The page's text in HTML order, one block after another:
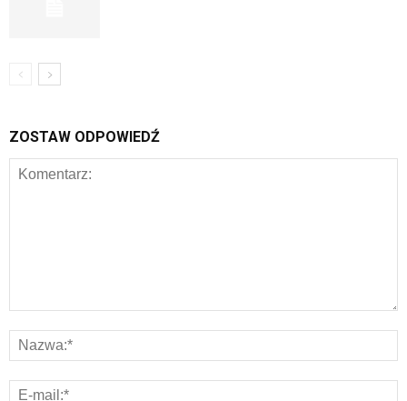
ZOSTAW ODPOWIEDŹ